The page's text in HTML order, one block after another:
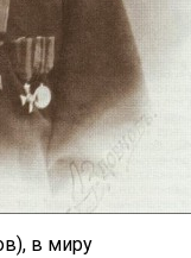
в миру